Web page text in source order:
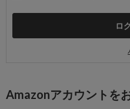
Amazonアカウントを